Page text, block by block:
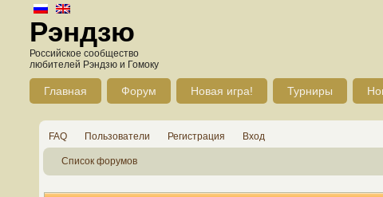
Рэндзю
Российское сообщество
любителей Рэндзю и Гомоку
Главная Форум Новая игра! Турниры
FAQ Пользователи Регистрация Вход
Список форумов